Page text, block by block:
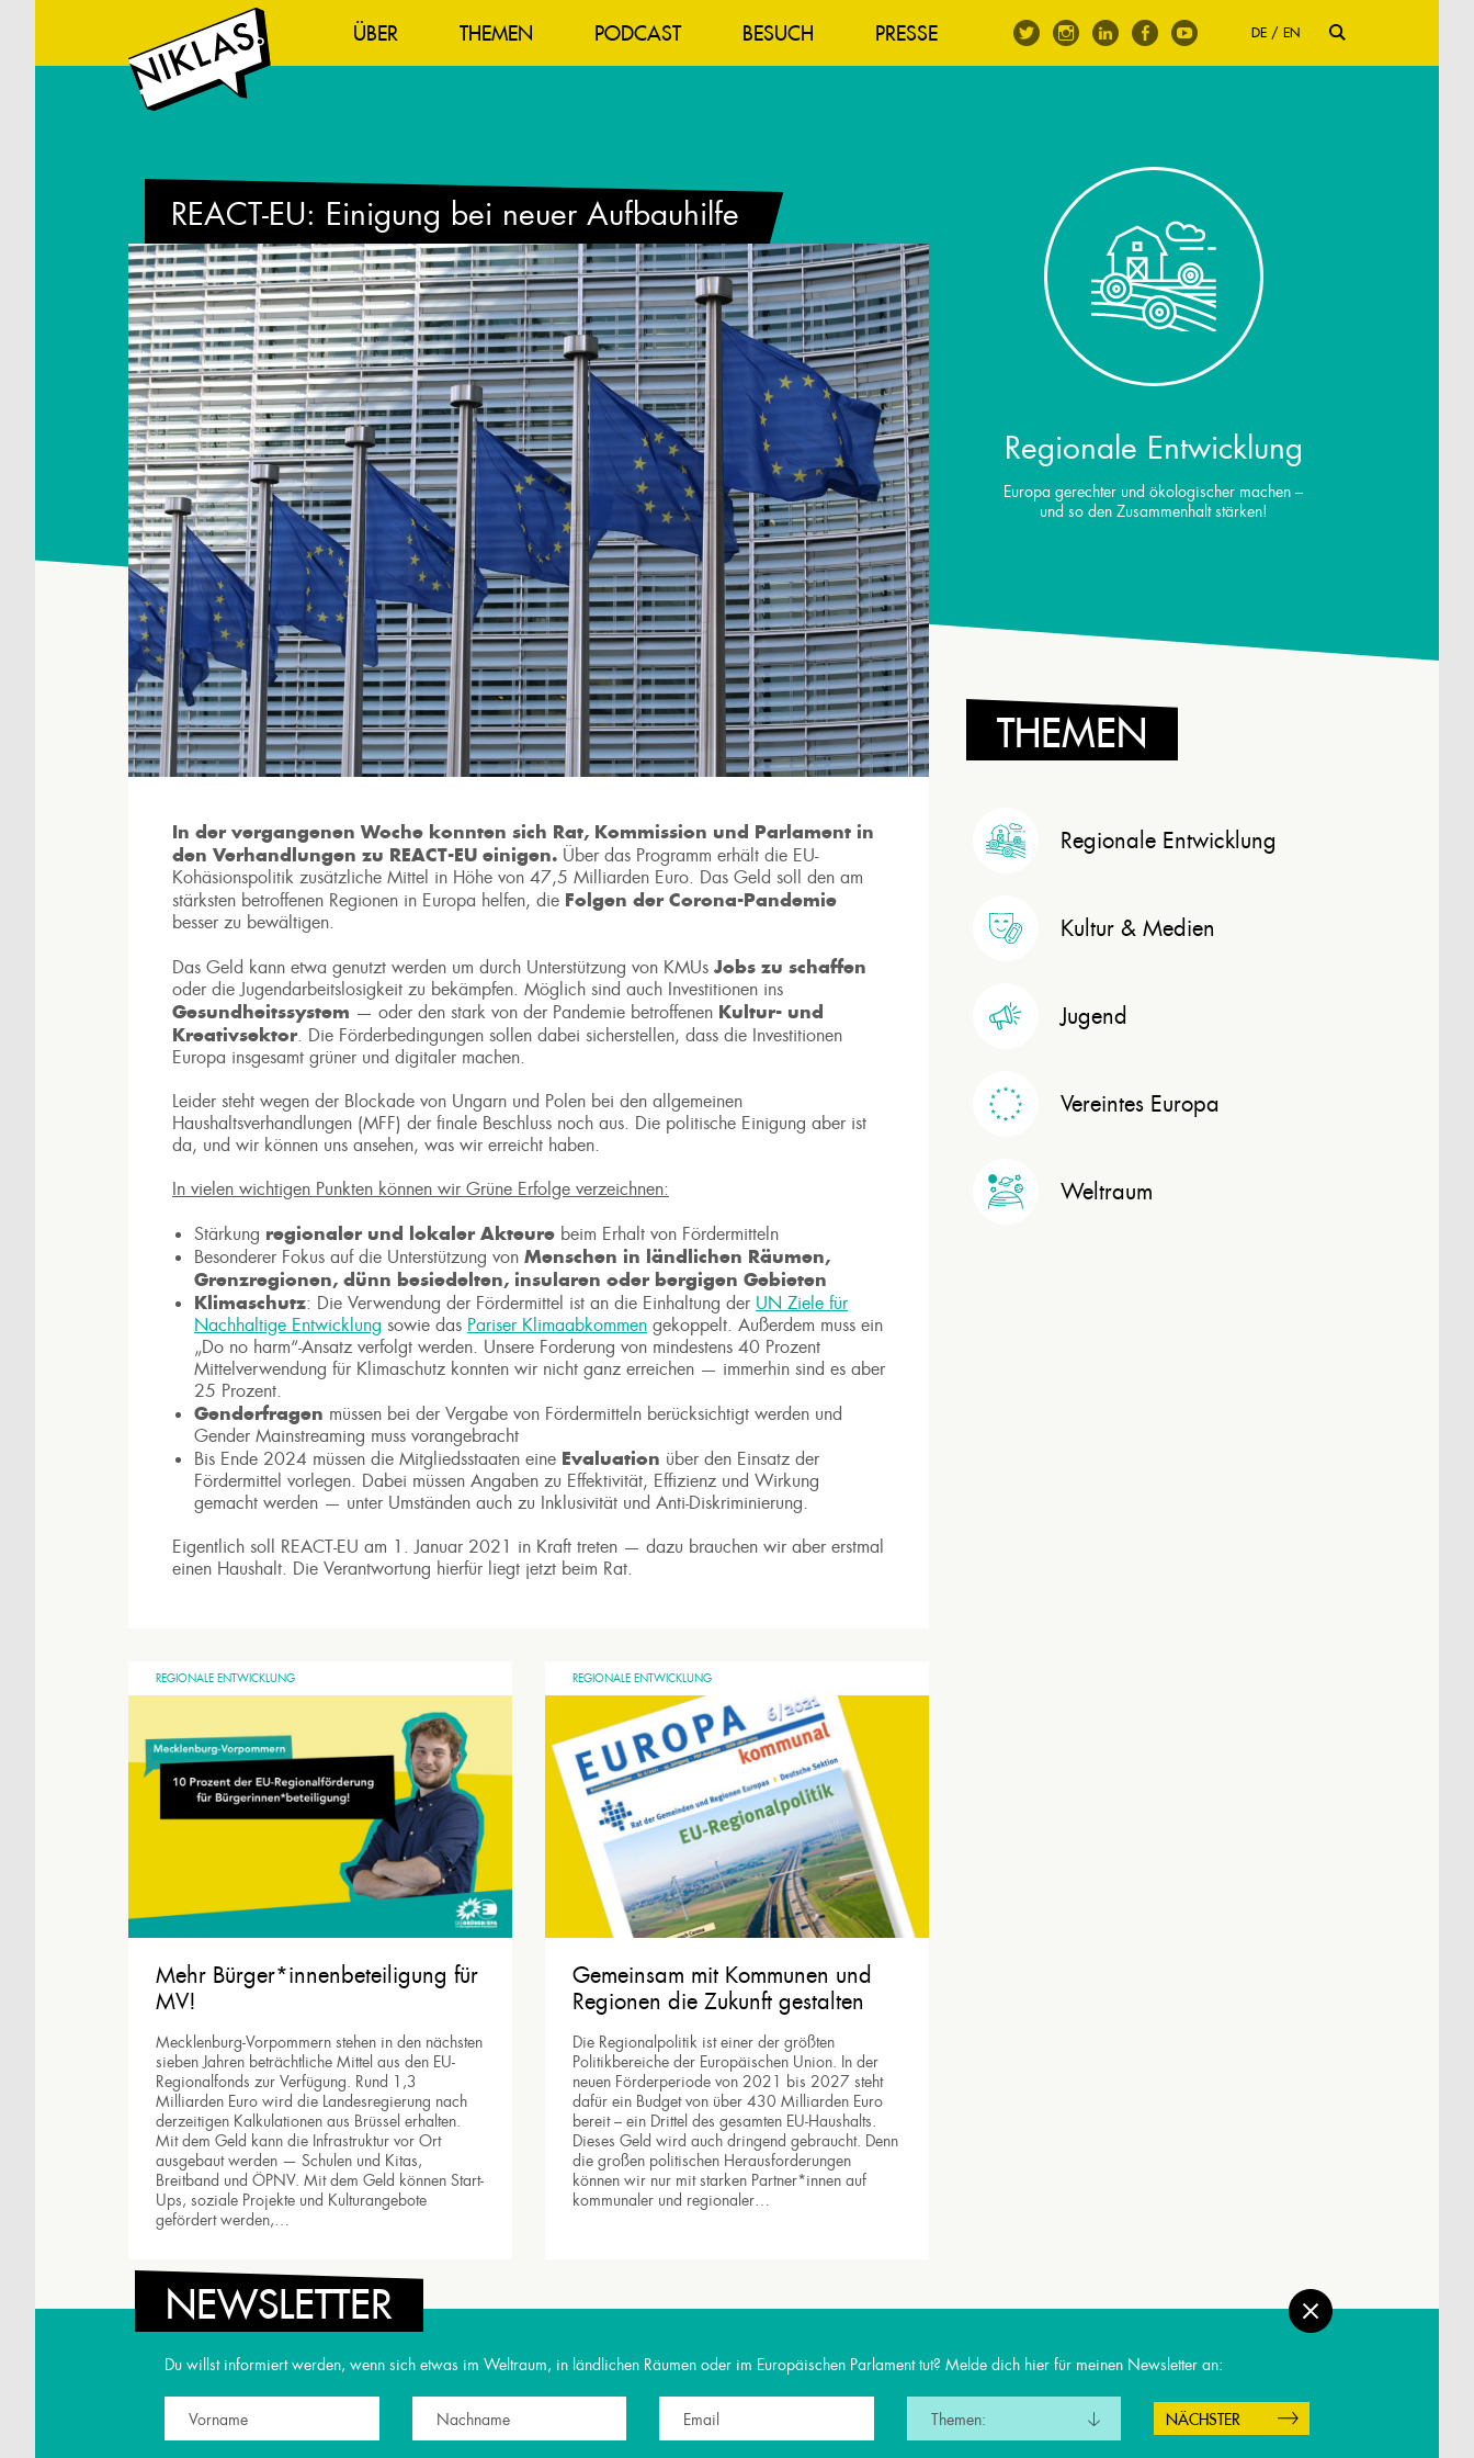
ÜBER THEMEN PODCAST BESUCH PRESSE DE EN
REACT-EU: Einigung bei neuer Aufbauhilfe
In der vergangenen Woche konnten sich Rat, Kommission und Parlament in
den Verhandlungen zu REACT-EU einigen. Über das Programm erhält die EU-
Kohäsionspolitik zusätzliche Mittel in Höhe von 47,5 Milliarden Euro. Das Geld soll den am
stärksten betroffenen Regionen in Europa helfen, die Folgen der Corona-Pandemie
besser zu bewältigen.
Das Geld kann etwa genutzt werden um durch Unterstützung von KMUs Jobs zu schaffen
oder die Jugendarbeitslosigkeit zu bekämpfen. Möglich sind auch Investitionen ins
Gesundheitssystem — oder den stark von der Pandemie betroffenen Kultur- und
Kreativsektor. Die Förderbedingungen sollen dabei sicherstellen, dass die Investitionen
Europa insgesamt grüner und digitaler machen.
Leider steht wegen der Blockade von Ungarn und Polen bei den allgemeinen
Haushaltsverhandlungen (MFF) der finale Beschluss noch aus. Die politische Einigung aber ist
da, und wir können uns ansehen, was wir erreicht haben.
In vielen wichtigen Punkten können wir Grüne Erfolge verzeichnen:
Stärkung regionaler und lokaler Akteure beim Erhalt von Fördermitteln
Besonderer Fokus auf die Unterstützung von Menschen in ländlichen Räumen,
Grenzregionen, dünn besiedelten, insularen oder bergigen Gebieten
Klimaschutz: Die Verwendung der Fördermittel ist an die Einhaltung der UN Ziele für
Nachhaltige Entwicklung sowie das Pariser Klimaabkommen gekoppelt. Außerdem muss ein
„Do no harm“-Ansatz verfolgt werden. Unsere Forderung von mindestens 40 Prozent
Mittelverwendung für Klimaschutz konnten wir nicht ganz erreichen — immerhin sind es aber
25 Prozent.
Genderfragen müssen bei der Vergabe von Fördermitteln berücksichtigt werden und
Gender Mainstreaming muss vorangebracht
Bis Ende 2024 müssen die Mitgliedsstaaten eine Evaluation über den Einsatz der
Fördermittel vorlegen. Dabei müssen Angaben zu Effektivität, Effizienz und Wirkung
gemacht werden — unter Umständen auch zu Inklusivität und Anti-Diskriminierung.
Eigentlich soll REACT-EU am 1. Januar 2021 in Kraft treten — dazu brauchen wir aber erstmal
einen Haushalt. Die Verantwortung hierfür liegt jetzt beim Rat.
REGIONALE ENTWICKLUNG
Mehr Bürger*innenbeteiligung für
MV!
Mecklenburg-Vorpommern stehen in den nächsten
sieben Jahren beträchtliche Mittel aus den EU-
Regionalfonds zur Verfügung. Rund 1,3
Milliarden Euro wird die Landesregierung nach
derzeitigen Kalkulationen aus Brüssel erhalten.
Mit dem Geld kann die Infrastruktur vor Ort
ausgebaut werden — Schulen und Kitas,
Breitband und ÖPNV. Mit dem Geld können Start-
Ups, soziale Projekte und Kulturangebote
gefördert werden,…
REGIONALE ENTWICKLUNG
Gemeinsam mit Kommunen und
Regionen die Zukunft gestalten
Die Regionalpolitik ist einer der größten
Politikbereiche der Europäischen Union. In der
neuen Förderperiode von 2021 bis 2027 steht
dafür ein Budget von über 430 Milliarden Euro
bereit – ein Drittel des gesamten EU-Haushalts.
Dieses Geld wird auch dringend gebraucht. Denn
die großen politischen Herausforderungen
können wir nur mit starken Partner*innen auf
kommunaler und regionaler…
Regionale Entwicklung
Europa gerechter und ökologischer machen –
und so den Zusammenhalt stärken!
THEMEN
Regionale Entwicklung
Kultur & Medien
Jugend
Vereintes Europa
Weltraum
Copyright 2024 Niklas Nienaß. Alle Rechte vorbehalten.
Kontakt
NEWSLETTER
Du willst informiert werden, wenn sich etwas im Weltraum, in ländlichen Räumen oder im Europäischen Parlament tut? Melde dich hier für meinen Newsletter an:
Themen: